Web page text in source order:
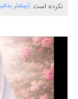
نکرده است. (بیشتر